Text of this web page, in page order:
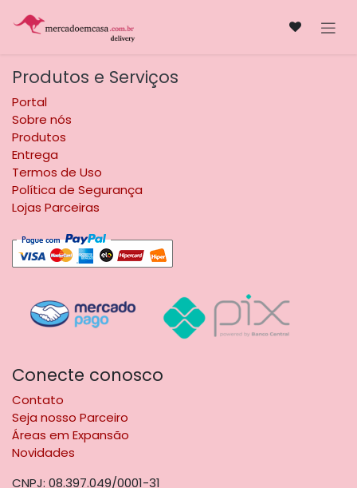
Produtos e Serviços
Portal
Sobre nós
Produtos
Entrega
Termos de Uso
Política de Segurança
Lojas Parceiras
Conecte conosco
Contato
Seja nosso Parceiro
Áreas em Expansão
Novidades
CNPJ: 08.397.049/0001-31